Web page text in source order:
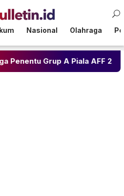
Nasional Olahraga
A Piala AFF 2026